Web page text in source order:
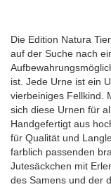
Die Edition Natura
auf der Suche nach
ist. Jede Urne ist ein
vierbeiniges Fellkind.
sich diese Urnen für
Handgefertigt aus
für Qualität und
farblich passenden
Jutesäckchen mit
des Samens und der